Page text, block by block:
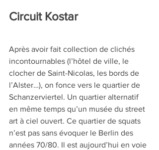
Circuit Kostar
Après avoir fait collection de clichés
incontournables (l’hôtel de ville, le
clocher de Saint-Nicolas, les bords de
l’Alster…), on fonce vers le quartier de
Schanzerviertel. Un quartier alternatif
en même temps qu’un musée du street
art à ciel ouvert. Ce quartier de squats
n’est pas sans évoquer le Berlin des
années 70/80. Il est aujourd’hui en voie